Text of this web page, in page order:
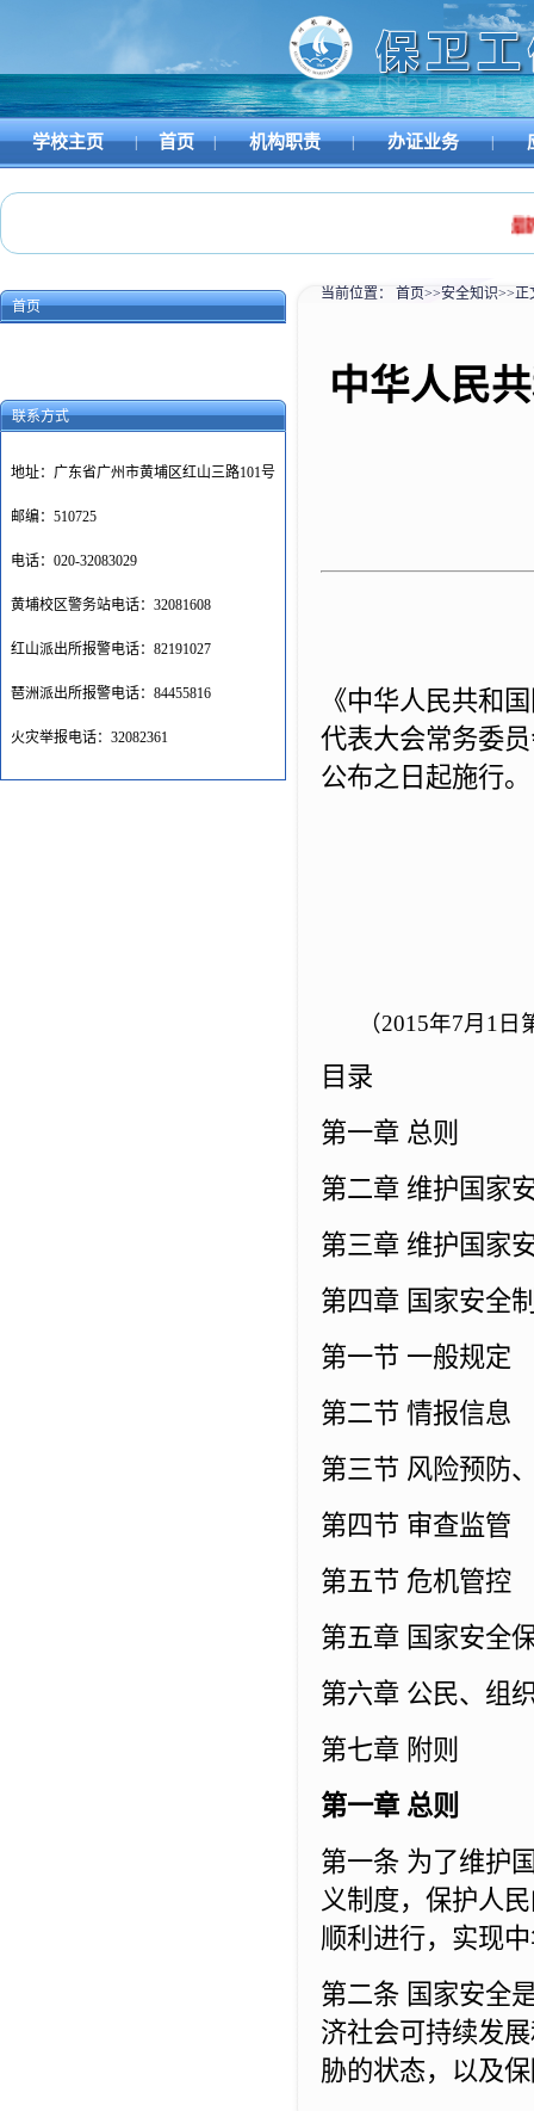
学校主页 | 首页 | 机构职责 | 办证业务 |
最新消
首页
联系方式
地址：广东省广州市黄埔区红山三路101号
邮编：510725
电话：020-32083029
黄埔校区警务站电话：32081608
红山派出所报警电话：82191027
琶洲派出所报警电话：84455816
火灾举报电话：32082361
当前位置： 首页>>安全知识>>正
中华人民
《中华人民共和
代表大会常务委
公布之日起施行。
（2015年7月1
目录
第一章 总则
第二章 维护国家
第三章 维护国家
第四章 国家安全
第一节 一般规定
第二节 情报信息
第三节 风险预防
第四节 审查监管
第五节 危机管控
第五章 国家安全
第六章 公民、组
第七章 附则
第一章 总则
第一条 为了维护
义制度，保护人
顺利进行，实现
第二条 国家安全
济社会可持续发
胁的状态，以及